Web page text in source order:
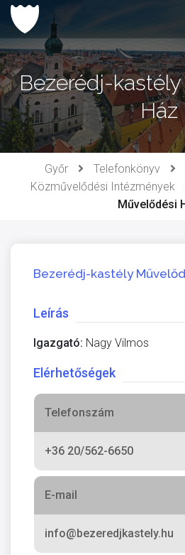
Ugrás
tartalomhoz
Bezerédj-
Ház
Győr Telefonkönyv
Közművelődési Intézmények
Művelődési
Bezerédj-kastély
Leírás
Igazgató: Nagy Vilmos
Elérhetőségek
Telefonszám
+36 20/562-6650
E-mail
info@bezeredjkastely.hu